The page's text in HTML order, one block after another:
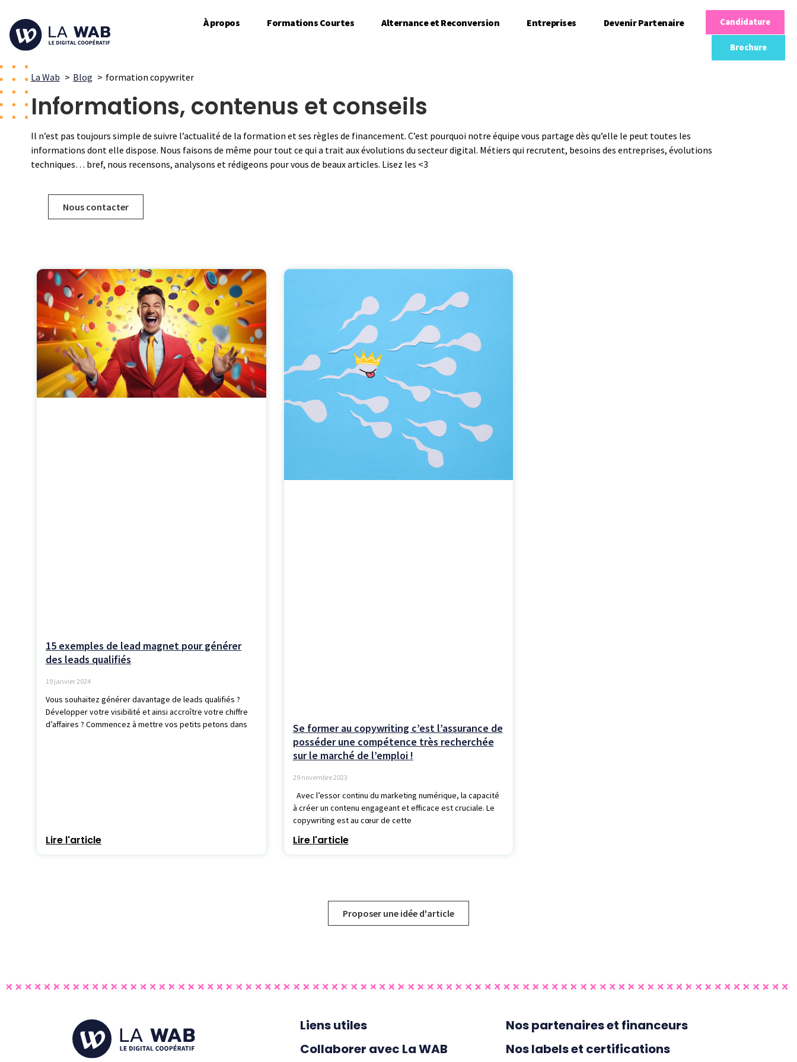
À propos Formations Courtes Alternance et Reconversion Entreprises Devenir Partenaire Candidature
Brochure
La Wab Blog formation copywriter
Informations, contenus et conseils
Il n’est pas toujours simple de suivre l’actualité de la formation et ses règles de financement. C’est pourquoi notre équipe vous partage dès qu’elle le peut toutes les
informations dont elle dispose. Nous faisons de même pour tout ce qui a trait aux évolutions du secteur digital. Métiers qui recrutent, besoins des entreprises, évolutions
techniques… bref, nous recensons, analysons et rédigeons pour vous de beaux articles. Lisez les <3
Nous contacter
15 exemples de lead magnet pour générer
des leads qualifiés
19 janvier 2024
Vous souhaitez générer davantage de leads qualifiés ?
Développer votre visibilité et ainsi accroître votre chiffre
d’affaires ? Commencez à mettre vos petits petons dans
Lire l'article
Se former au copywriting c’est l’assurance de
posséder une compétence très recherchée
sur le marché de l’emploi !
29 novembre 2023
Avec l’essor continu du marketing numérique, la capacité
à créer un contenu engageant et efficace est cruciale. Le
copywriting est au cœur de cette
Lire l'article
Proposer une idée d'article
Liens utiles
Collaborer avec La WAB
Nos partenaires et financeurs
Nos labels et certifications